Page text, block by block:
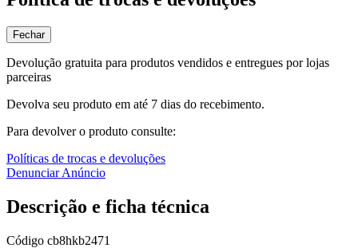
Fechar
Devolução gratuita para produtos vendidos e entregues por lojas
parceiras
Devolva seu produto em até 7 dias do recebimento.
Para devolver o produto consulte:
Políticas de trocas e devoluções
Denunciar Anúncio
Descrição e ficha técnica
Código cb8hkb2471